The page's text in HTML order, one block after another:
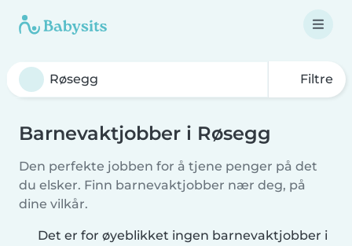
Filtre
Barnevaktjobber i Røsegg
Den perfekte jobben for å tjene penger på det
du elsker. Finn barnevaktjobber nær deg, på
dine vilkår.
Det er for øyeblikket ingen barnevaktjobber i